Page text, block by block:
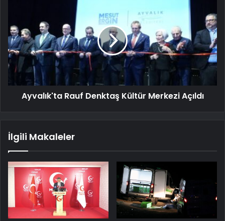
Ayvalık'ta Rauf Denktaş Kültür Merkezi Açıldı
İlgili Makaleler